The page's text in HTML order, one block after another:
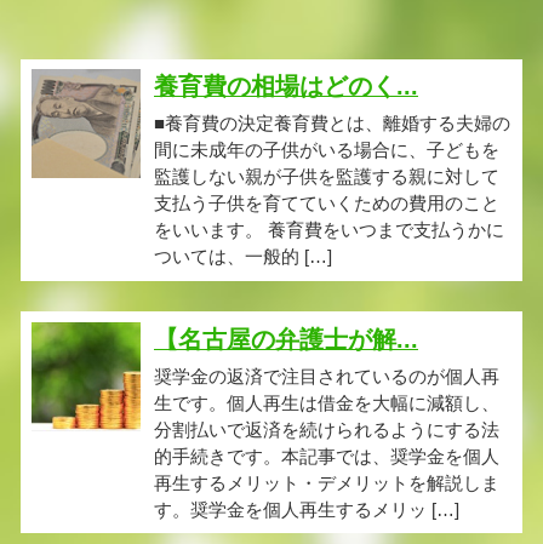
養育費の相場はどのく...
■養育費の決定養育費とは、離婚する夫婦の
間に未成年の子供がいる場合に、子どもを
監護しない親が子供を監護する親に対して
支払う子供を育てていくための費用のこと
をいいます。 養育費をいつまで支払うかに
ついては、一般的 […]
【名古屋の弁護士が解...
奨学金の返済で注目されているのが個人再
生です。個人再生は借金を大幅に減額し、
分割払いで返済を続けられるようにする法
的手続きです。本記事では、奨学金を個人
再生するメリット・デメリットを解説しま
す。奨学金を個人再生するメリッ […]